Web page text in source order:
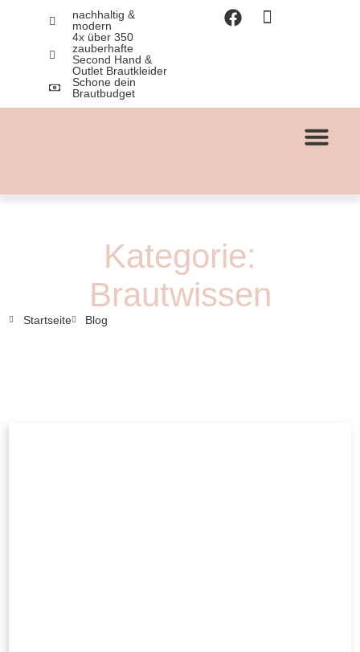
nachhaltig &
modern
4x über 350
zauberhafte
Second Hand &
Outlet Brautkleider
Schone dein
Brautbudget
Kategorie:
Brautwissen
Startseite Blog